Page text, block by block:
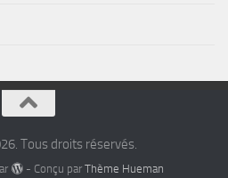
Tous droits réservés.
- Conçu par Thème Hueman